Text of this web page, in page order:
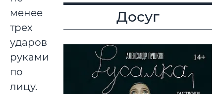
менее
трех
ударов
руками
по
лицу.
Досуг